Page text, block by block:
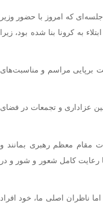
که امروز با حضور وزیر
ابتلاء به کرونا بنا شده بود، زیرا
برپایی مراسم و مناسبت‌های
عزاداری و تجمعات در فضای
مقام معظم رهبری بمانند و
رعایت کامل شعور و شور و در
ناظران اصلی ما، خود افراد